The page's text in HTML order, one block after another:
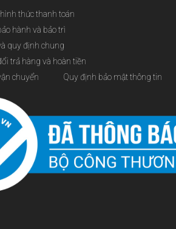
thức thanh toán
hành và bảo trì
quy định chung
trả hàng và hoàn tiền
chuyển
Quy định bảo mật thông tin